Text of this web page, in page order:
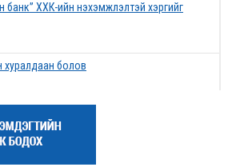
банк” ХХК-ийн нэхэмжлэлтэй хэргийг
хуралдаан болов
хэргийг хяналтын шатны шүүх хуралдаанаар